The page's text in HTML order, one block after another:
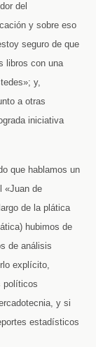
del
y sobre eso
seguro de que
libros con una
y,
a otras
iniciativa
que hablamos un
«Juan de
de la plática
hubimos de
de análisis
explícito,
políticos
y si
estadísticos